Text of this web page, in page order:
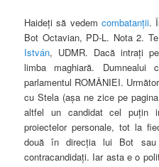
Haideţi să vedem combatanţii.
Bot Octavian, PD-L. Nota 2.
István, UDMR. Dacă intraţi
limba maghiară.
parlamentul ROMÂNIEI.
cu Stela (aşa ne zice pe
altfel un candidat cel puţin
proiectelor personale, tot la
două în direcţia lui Bot
contracandidaţi. Iar asta e o